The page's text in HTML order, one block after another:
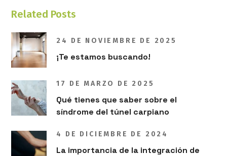
Related Posts
24 DE NOVIEMBRE DE 2025
¡Te estamos buscando!
17 DE MARZO DE 2025
Qué tienes que saber sobre el
síndrome del túnel carpiano
4 DE DICIEMBRE DE 2024
La importancia de la integración de